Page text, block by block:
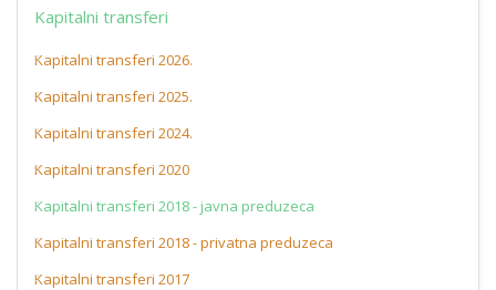
Kapitalni transferi
Kapitalni transferi 2026.
Kapitalni transferi 2025.
Kapitalni transferi 2024.
Kapitalni transferi 2020
Kapitalni transferi 2018 - javna preduzeca
Kapitalni transferi 2018 - privatna preduzeca
Kapitalni transferi 2017